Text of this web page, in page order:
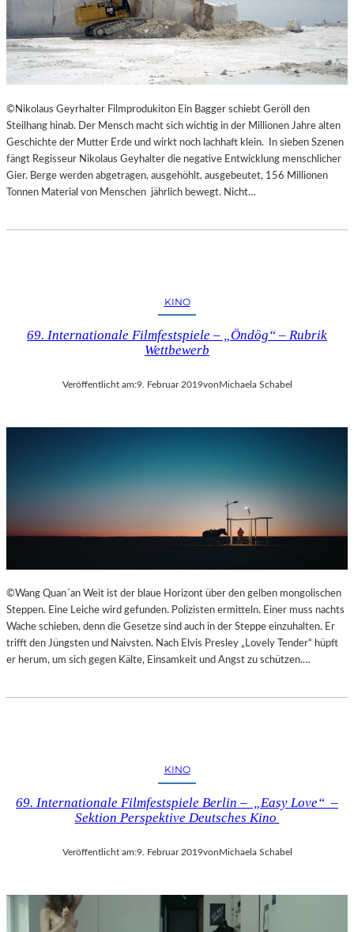
©Nikolaus Geyrhalter Filmprodukiton Ein Bagger schiebt Geröll den
Steilhang hinab. Der Mensch macht sich wichtig in der Millionen Jahre alten
Geschichte der Mutter Erde und wirkt noch lachhaft klein. In sieben Szenen
fängt Regisseur Nikolaus Geyhalter die negative Entwicklung menschlicher
Gier. Berge werden abgetragen, ausgehöhlt, ausgebeutet, 156 Millionen
Tonnen Material von Menschen jährlich bewegt. Nicht…
KINO
69. Internationale Filmfestspiele – „Öndög“ – Rubrik
Wettbewerb
Veröffentlicht am:9. Februar 2019vonMichaela Schabel
©Wang Quan´an Weit ist der blaue Horizont über den gelben mongolischen
Steppen. Eine Leiche wird gefunden. Polizisten ermitteln. Einer muss nachts
Wache schieben, denn die Gesetze sind auch in der Steppe einzuhalten. Er
trifft den Jüngsten und Naivsten. Nach Elvis Presley „Lovely Tender“ hüpft
er herum, um sich gegen Kälte, Einsamkeit und Angst zu schützen.…
KINO
69. Internationale Filmfestspiele Berlin – „Easy Love“ –
Sektion Perspektive Deutsches Kino
Veröffentlicht am:9. Februar 2019vonMichaela Schabel